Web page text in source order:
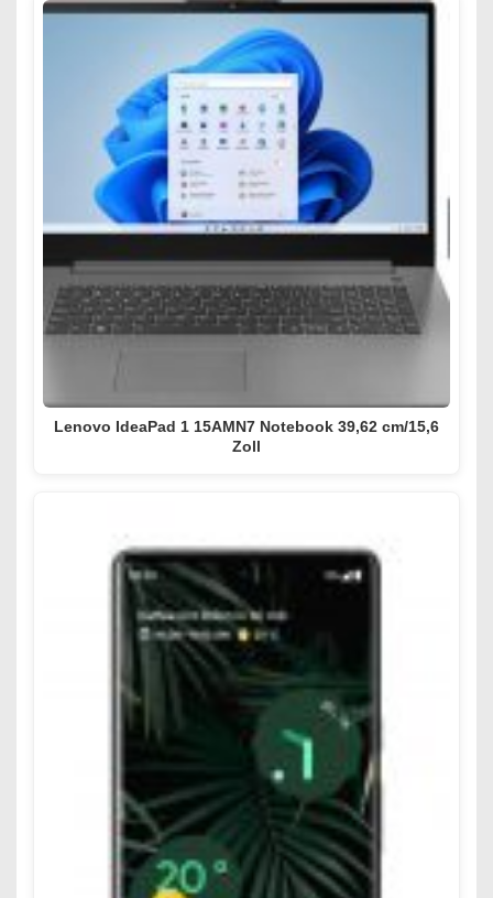
Lenovo IdeaPad 1 15AMN7 Notebook 39,62 cm/15,6
Zoll